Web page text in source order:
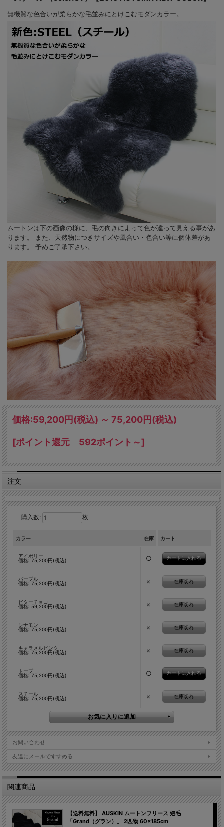
無機質な色合いが柔らかな毛並みにとけこむモダンカラー。
ムートンは下の画像の様に、毛の向きによって色が違って見える事があ
ります。 また、天然物につきサイズや風合い・色合い等に個体差があ
ります。 予めご了承下さい。
価格:59,200円(税込) ～ 75,200円(税込)
[ポイント還元 592ポイント～]
注文
購入数: 枚
カラー 在庫 カート
アイボリー
価格: 75,200円(税込) ○
パープル
価格: 75,200円(税込) × 在庫切れ
ビターチョコ
価格: 59,200円(税込) × 在庫切れ
シナモン
価格: 75,200円(税込) × 在庫切れ
キャラメルピンク
価格: 75,200円(税込) × 在庫切れ
トープ
価格: 75,200円(税込) ○
スチール
価格: 75,200円(税込) × 在庫切れ
お問い合わせ
友達にメールですすめる
関連商品
【送料無料】 AUSKIN ムートンフリース 短毛
「Grand（グラン）」 2匹物 60×185cm